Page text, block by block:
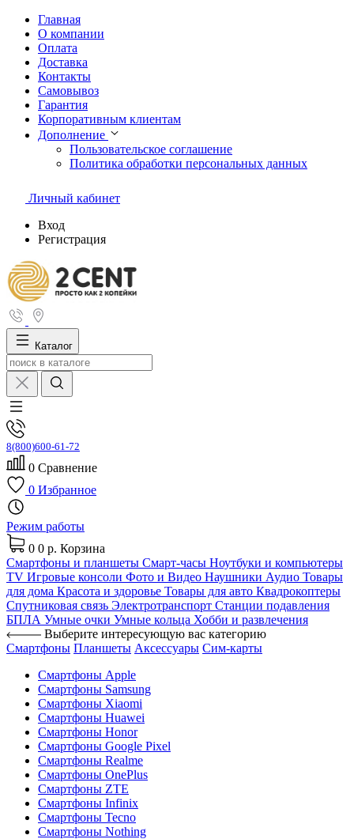
Главная
О компании
Оплата
Доставка
Контакты
Самовывоз
Гарантия
Корпоративным клиентам
Дополнение
Пользовательское соглашение
Политика обработки персональных данных
Личный кабинет
Вход
Регистрация
Каталог
8(800)600-61-72
0 Сравнение
0 Избранное
Режим работы
0 0 р. Корзина
Смартфоны и планшеты Смарт-часы Ноутбуки и компьютеры
TV Игровые консоли Фото и Видео Наушники Аудио Товары
для дома Красота и здоровье Товары для авто Квадрокоптеры
Спутниковая связь Электротранспорт Станции подавления
БПЛА Умные очки Умные кольца Хобби и развлечения
Выберите интересующую вас категорию
Смартфоны Планшеты Аксессуары Сим-карты
Смартфоны Apple
Смартфоны Samsung
Смартфоны Xiaomi
Смартфоны Huawei
Смартфоны Honor
Смартфоны Google Pixel
Смартфоны Realme
Смартфоны OnePlus
Смартфоны ZTE
Смартфоны Infinix
Смартфоны Tecno
Смартфоны Nothing